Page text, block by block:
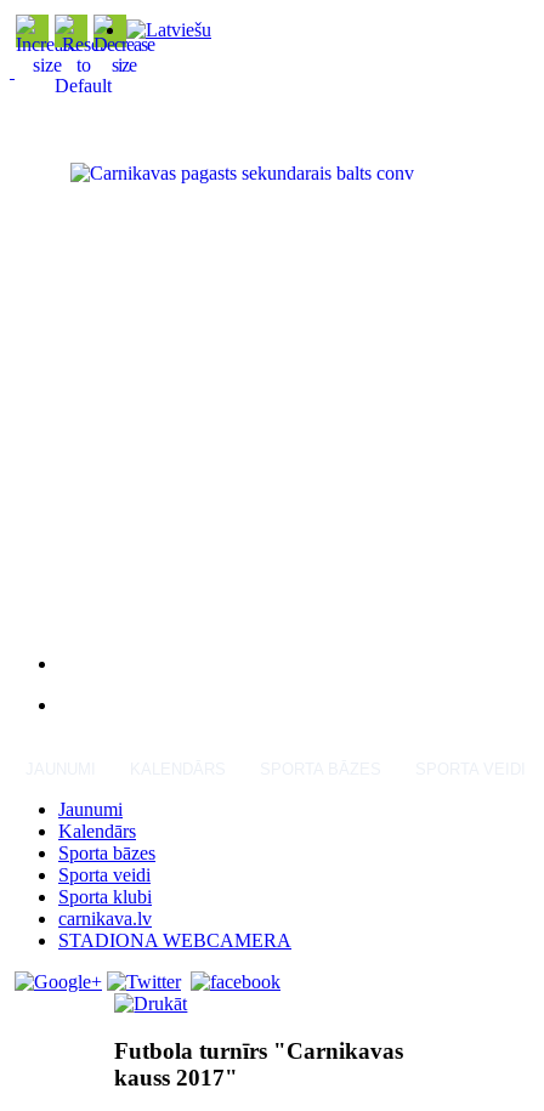
Jaunumi
Kalendārs
Sporta bāzes
Sporta veidi
Sporta klubi
carnikava.lv
STADIONA WEBCAMERA
Futbola turnīrs "Carnikavas
kauss 2017"